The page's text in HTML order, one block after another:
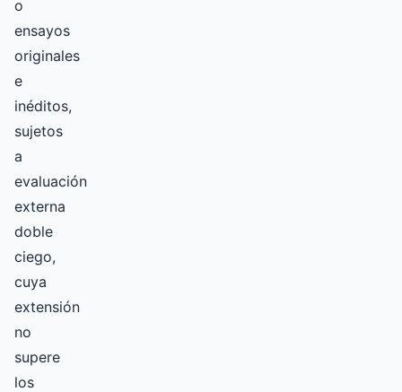
o
ensayos
originales
e
inéditos,
sujetos
a
evaluación
externa
doble
ciego,
cuya
extensión
no
supere
los